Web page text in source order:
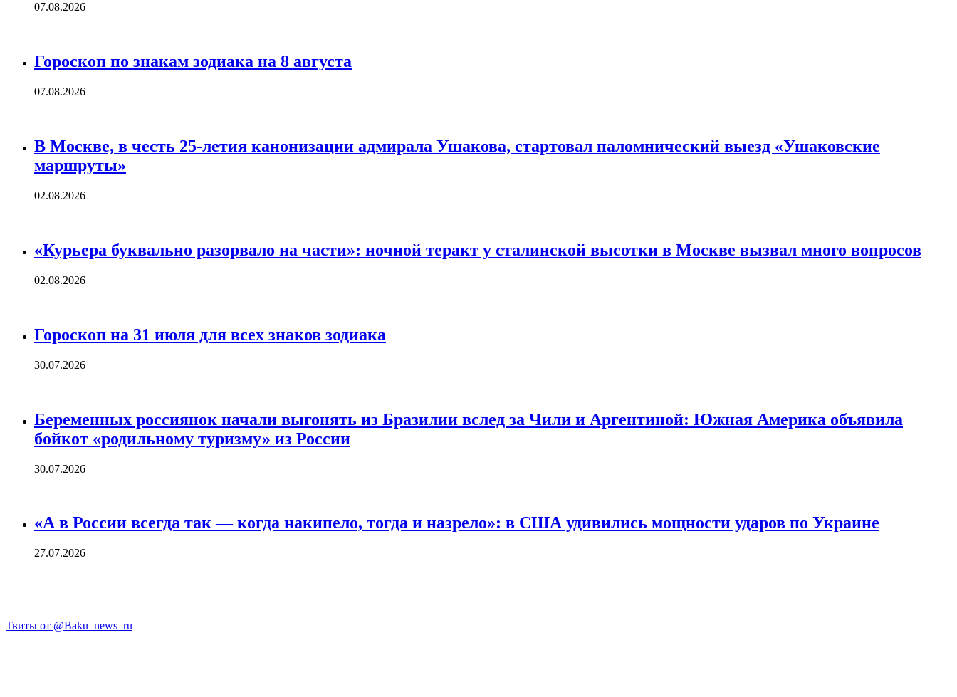
07.08.2026
Гороскоп по знакам зодиака на 8 августа
07.08.2026
В Москве, в честь 25-летия канонизации адмирала Ушакова, стартовал паломнический выезд «Ушаковские
маршруты»
02.08.2026
«Курьера буквально разорвало на части»: ночной теракт у сталинской высотки в Москве вызвал много вопросов
02.08.2026
Гороскоп на 31 июля для всех знаков зодиака
30.07.2026
Беременных россиянок начали выгонять из Бразилии вслед за Чили и Аргентиной: Южная Америка объявила
бойкот «родильному туризму» из России
30.07.2026
«А в России всегда так — когда накипело, тогда и назрело»: в США удивились мощности ударов по Украине
27.07.2026
Твиты от @Baku_news_ru